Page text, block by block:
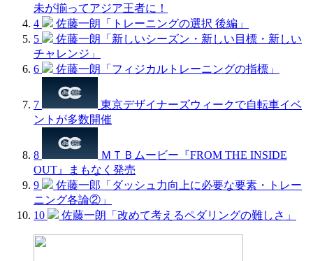
未が揃ってアジア王者に！
4
佐藤一朗「トレーニングの選択 後編」
5
佐藤一朗「新しいシーズン・新しい目標・新しい
チャレンジ」
6
佐藤一朗「フィジカルトレーニングの指標」
7
東京デザイナーズウィークで自転車イベ
ントが多数開催
8
ＭＴＢムービー『FROM THE INSIDE
OUT』まもなく発売
9
佐藤一郎「ダッシュ力向上に必要な要素・トレー
ニング各論②」
10
佐藤一朗「改めて考えるペダリングの難しさ」